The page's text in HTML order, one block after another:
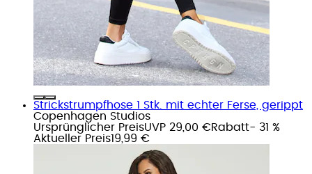
Strickstrumpfhose 1 Stk. mit echter Ferse, gerippt
Copenhagen Studios
Ursprünglicher PreisUVP 29,00 €Rabatt- 31 %
Aktueller Preis19,99 €